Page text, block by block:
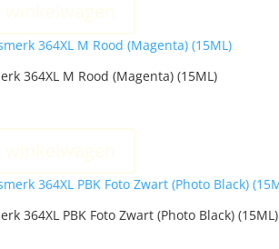
364XL M Rood (Magenta) (15ML)
364XL PBK Foto Zwart (Photo Black) (15ML)